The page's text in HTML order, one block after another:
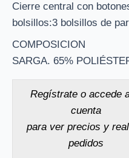
Cierre central con
bolsillos:3 bolsillos de
COMPOSICION
SARGA. 65%
Regístrate o accede
cuenta
para ver precios y
pedidos